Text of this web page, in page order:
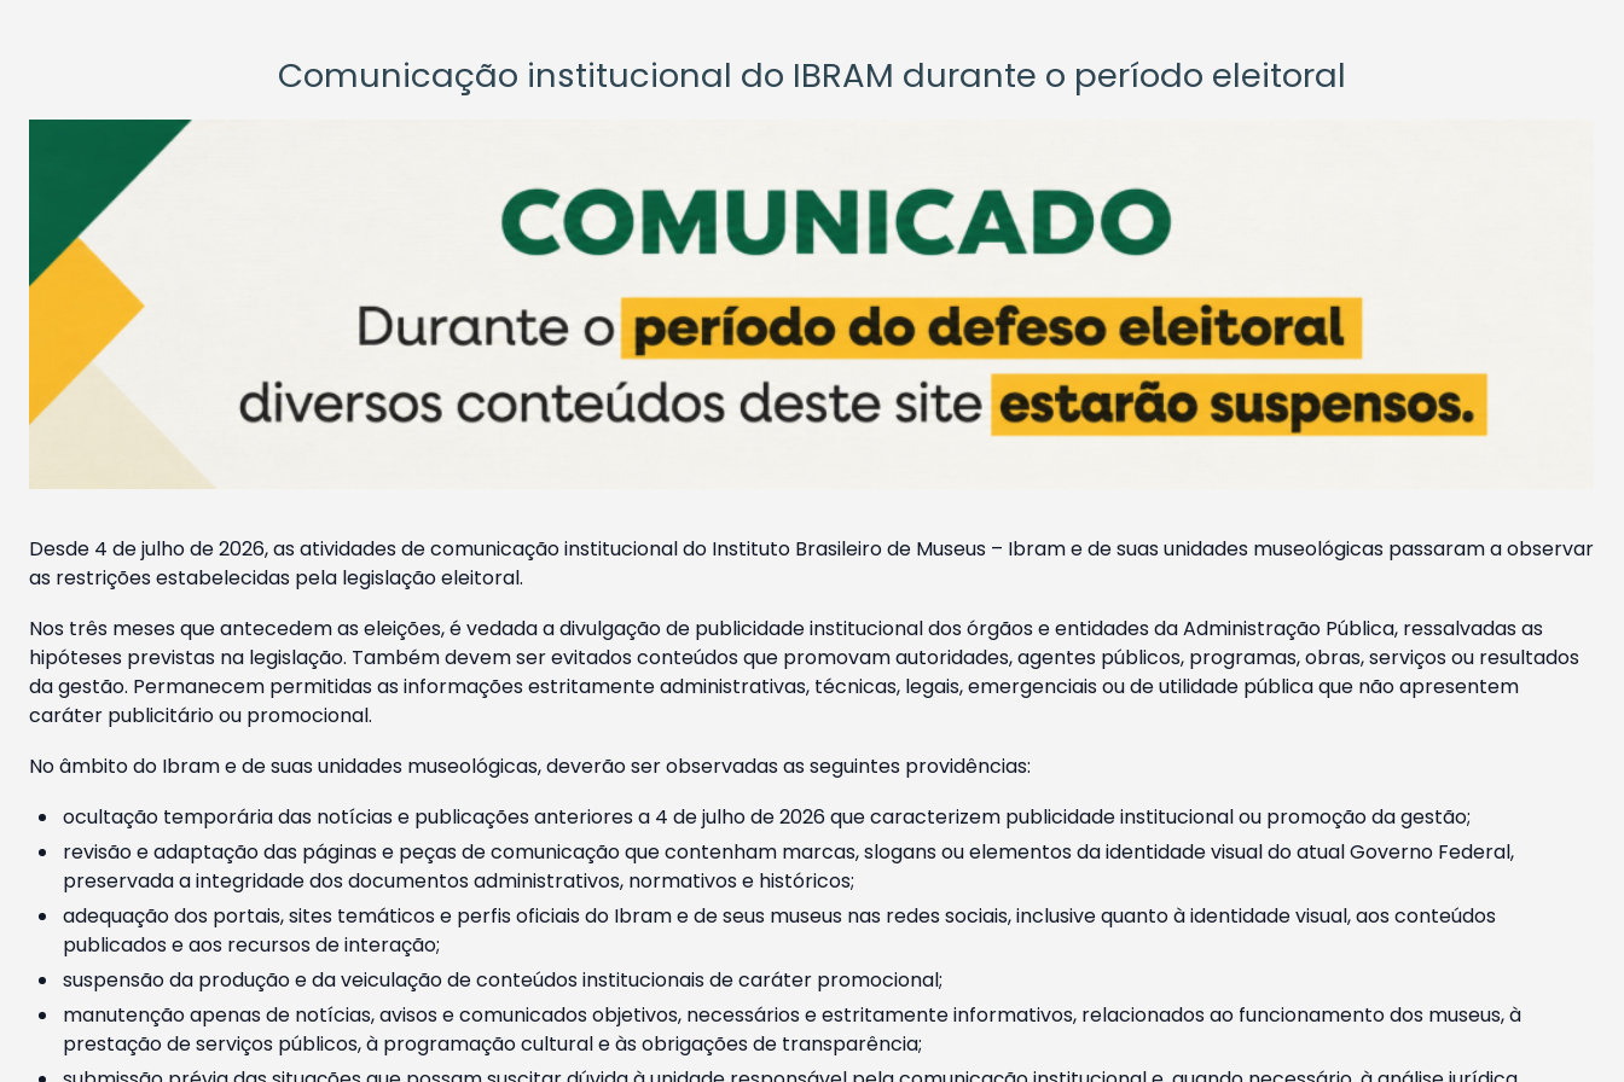
Comunicação institucional do IBRAM durante o período eleitoral
Desde 4 de julho de 2026, as atividades de comunicação institucional do Instituto Brasileiro de Museus – Ibram e de suas unidades museológicas passaram a observar
as restrições estabelecidas pela legislação eleitoral.
Nos três meses que antecedem as eleições, é vedada a divulgação de publicidade institucional dos órgãos e entidades da Administração Pública, ressalvadas as
hipóteses previstas na legislação. Também devem ser evitados conteúdos que promovam autoridades, agentes públicos, programas, obras, serviços ou resultados
da gestão. Permanecem permitidas as informações estritamente administrativas, técnicas, legais, emergenciais ou de utilidade pública que não apresentem
caráter publicitário ou promocional.
No âmbito do Ibram e de suas unidades museológicas, deverão ser observadas as seguintes providências:
ocultação temporária das notícias e publicações anteriores a 4 de julho de 2026 que caracterizem publicidade institucional ou promoção da gestão;
revisão e adaptação das páginas e peças de comunicação que contenham marcas, slogans ou elementos da identidade visual do atual Governo Federal,
preservada a integridade dos documentos administrativos, normativos e históricos;
adequação dos portais, sites temáticos e perfis oficiais do Ibram e de seus museus nas redes sociais, inclusive quanto à identidade visual, aos conteúdos
publicados e aos recursos de interação;
suspensão da produção e da veiculação de conteúdos institucionais de caráter promocional;
manutenção apenas de notícias, avisos e comunicados objetivos, necessários e estritamente informativos, relacionados ao funcionamento dos museus, à
prestação de serviços públicos, à programação cultural e às obrigações de transparência;